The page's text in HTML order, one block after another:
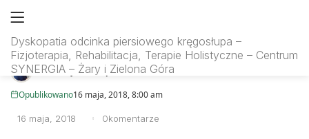
Dyskopatia odcinka piersiowego kręgosłupa –
Fizjoterapia, Rehabilitacja, Terapie Holistyczne – Centrum
SYNERGIA – Żary i Zielona Góra
SEARCH IN:
Autor: Krzysztof Sopel
Opublikowano16 maja, 2018, 8:00 am
16 maja, 2018 0komentarze